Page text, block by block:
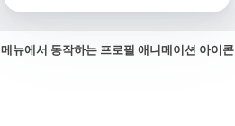
메뉴에서 동작하는 프로필 애니메이션 아이콘